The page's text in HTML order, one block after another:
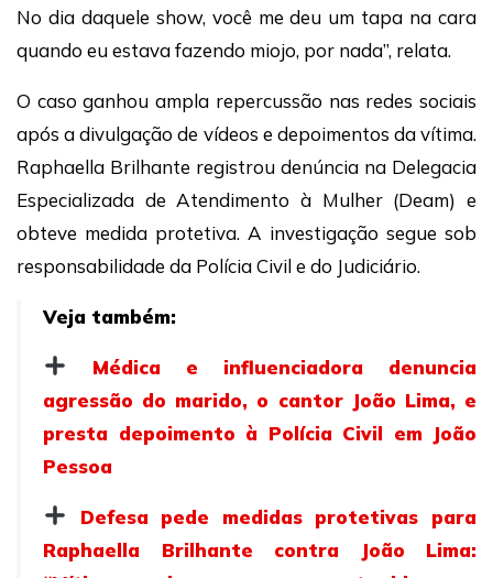
No dia daquele show, você me deu um tapa na cara
quando eu estava fazendo miojo, por nada”, relata.
O caso ganhou ampla repercussão nas redes sociais
após a divulgação de vídeos e depoimentos da vítima.
Raphaella Brilhante registrou denúncia na Delegacia
Especializada de Atendimento à Mulher (Deam) e
obteve medida protetiva. A investigação segue sob
responsabilidade da Polícia Civil e do Judiciário.
Veja também:
Médica e influenciadora denuncia
agressão do marido, o cantor João Lima, e
presta depoimento à Polícia Civil em João
Pessoa
Defesa pede medidas protetivas para
Raphaella Brilhante contra João Lima: